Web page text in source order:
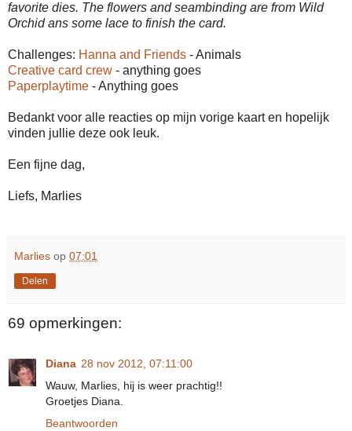
favorite dies. The flowers and seambinding are from Wild
Orchid ans some lace to finish the card.
Challenges: Hanna and Friends - Animals
Creative card crew - anything goes
Paperplaytime - Anything goes
Bedankt voor alle reacties op mijn vorige kaart en hopelijk
vinden jullie deze ook leuk.
Een fijne dag,
Liefs, Marlies
Marlies op 07:01
Delen
69 opmerkingen:
Diana 28 nov 2012, 07:11:00
Wauw, Marlies, hij is weer prachtig!!
Groetjes Diana.
Beantwoorden